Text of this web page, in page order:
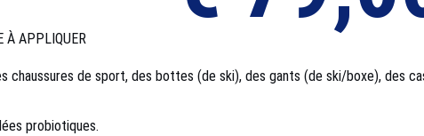
À APPLIQUER
chaussures de sport, des bottes (de ski), des gants (de ski/boxe), des
probiotiques.